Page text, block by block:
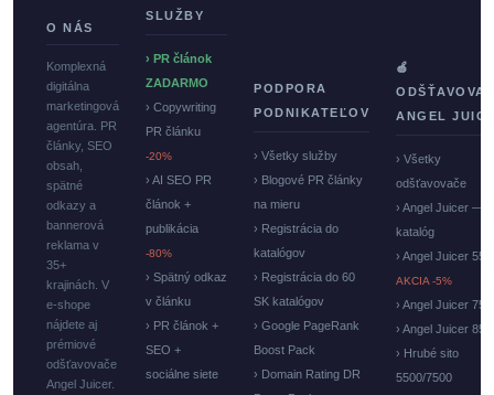
O NÁS
Komplexná
digitálna
marketingová
agentúra. PR
články, SEO
obsah,
spätné
odkazy a
bannerová
reklama v
35+
krajinách. V
e-shope
nájdete aj
prémiové
odšťavovače
Angel Juicer.
SLUŽBY
› PR článok
ZADARMO
› Copywriting
PR článku
-20%
› AI SEO PR
článok +
publikácia
-80%
› Spätný odkaz
v článku
› PR článok +
SEO +
sociálne siete
PODPORA
PODNIKATEĽOV
› Všetky služby
› Blogové PR články
na mieru
› Registrácia do
katalógov
› Registrácia do 60
SK katalógov
› Google PageRank
Boost Pack
› Domain Rating DR
🍏
ANGEL
› Všetky
odšťavovače
› Angel Juicer —
katalóg
› Angel Juicer
AKCIA -5%
› Angel Juicer
› Angel Juicer
› Hrubé sito
5500/7500